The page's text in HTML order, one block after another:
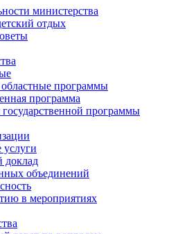
министерства
отдых
программы
программа
программы
услуги
доклад
объединений
в мероприятиях